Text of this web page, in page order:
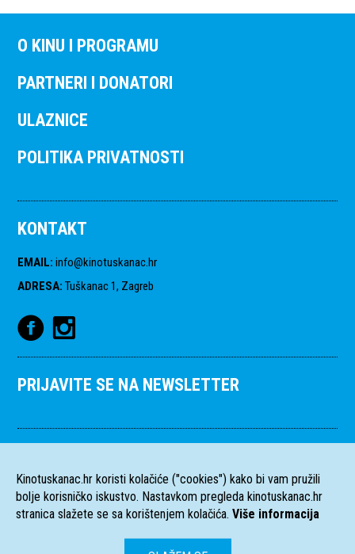
O KINU I PROGRAMU
PARTNERI I DONATORI
ULAZNICE
POLITIKA PRIVATNOSTI
KONTAKT
EMAIL: info@kinotuskanac.hr
ADRESA: Tuškanac 1, Zagreb
PRIJAVITE SE NA NEWSLETTER
Kinotuskanac.hr koristi kolačiće ("cookies") kako bi vam pružili
bolje korisničko iskustvo. Nastavkom pregleda kinotuskanac.hr
stranica slažete se sa korištenjem kolačića. Više informacija